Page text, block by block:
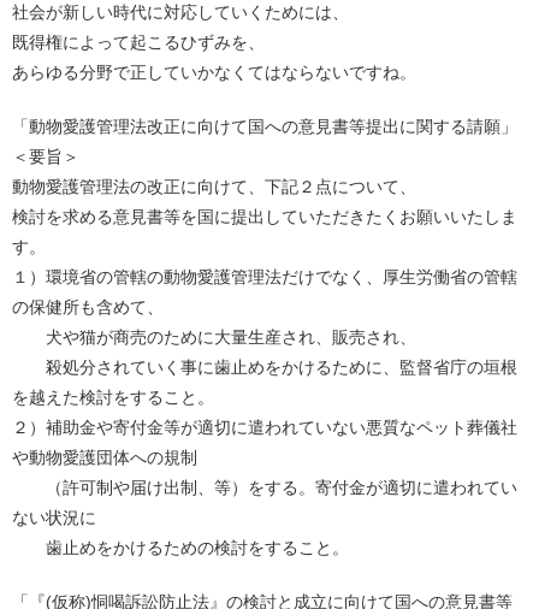
社会が新しい時代に対応していくためには、
既得権によって起こるひずみを、
あらゆる分野で正していかなくてはならないですね。
「動物愛護管理法改正に向けて国への意見書等提出に関する請願」
＜要旨＞
動物愛護管理法の改正に向けて、下記２点について、
検討を求める意見書等を国に提出していただきたくお願いいたしま
す。
１）環境省の管轄の動物愛護管理法だけでなく、厚生労働省の管轄
の保健所も含めて、
犬や猫が商売のために大量生産され、販売され、
殺処分されていく事に歯止めをかけるために、監督省庁の垣根
を越えた検討をすること。
２）補助金や寄付金等が適切に遣われていない悪質なペット葬儀社
や動物愛護団体への規制
（許可制や届け出制、等）をする。寄付金が適切に遣われてい
ない状況に
歯止めをかけるための検討をすること。
「『(仮称)恫喝訴訟防止法』の検討と成立に向けて国への意見書等